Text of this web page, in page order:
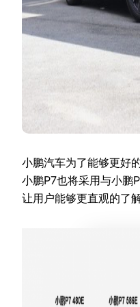
小鹏汽车为了能够更好
小鹏P7也将采用与小鹏
让用户能够更直观的了